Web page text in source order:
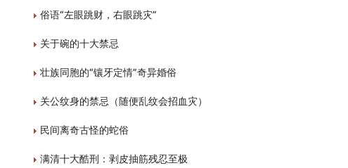
俗语“左眼跳财，右眼跳灾”
关于碗的十大禁忌
壮族同胞的“镶牙定情”奇异婚俗
关公纹身的禁忌（随便乱纹会招血灾）
民间离奇古怪的蛇俗
满清十大酷刑：剥皮抽筋残忍至极